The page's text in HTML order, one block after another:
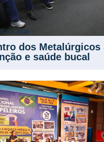
JUL 2026
dos Metalúrgicos
e saúde bucal